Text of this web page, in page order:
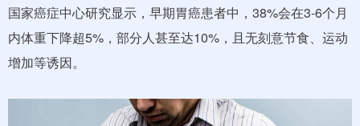
国家癌症中心研究显示，早期胃癌患者中，38%会在3-6个月
内体重下降超5%，部分人甚至达10%，且无刻意节食、运动
增加等诱因。